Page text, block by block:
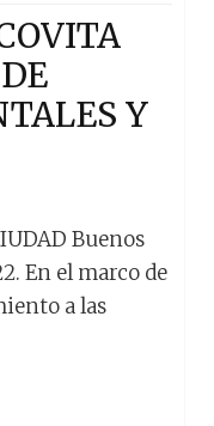
Y
Buenos
En el marco de
a las